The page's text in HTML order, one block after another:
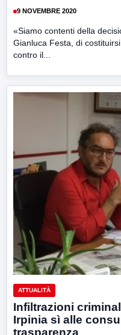
9 NOVEMBRE 2020
«Siamo contenti della
Gianluca Festa, di
contro il...
ATTUALITÀ
Infiltrazioni
Irpinia sì alle
trasparenza